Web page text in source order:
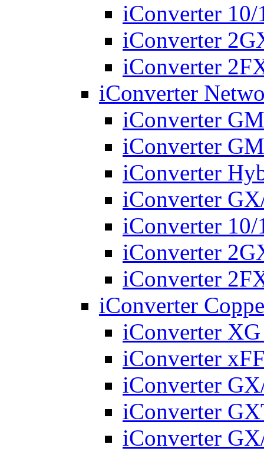
iConverter
iConverter
iConverter
iConverter
iConverter
iConverter
iConverter
iConverter
iConverter
iConverter
iConverter
iConverter
iConverter
iConverter
iConverter
iConverter
iConverter